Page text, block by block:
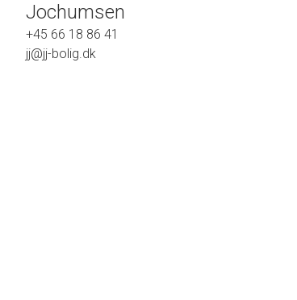
Jochumsen
+45 66 18 86 41
jj@jj-bolig.dk